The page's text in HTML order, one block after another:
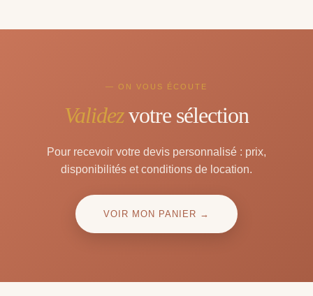
— ON VOUS ÉCOUTE
Validezvotre sélection
Pour recevoir votre devis personnalisé : prix,
disponibilités et conditions de location.
VOIR MON PANIER →